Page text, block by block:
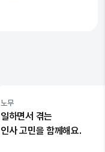
노무
일하면서 겪는
인사 고민을 함께해요.